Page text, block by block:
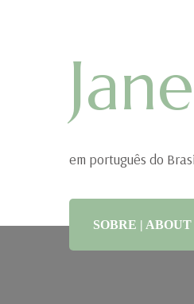
em português do
SOBRE | ABOUT